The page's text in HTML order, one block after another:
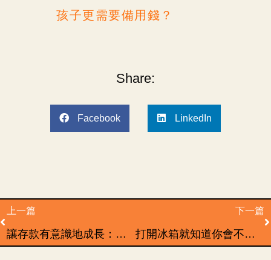
孩子更需要備用錢？
Share:
Facebook LinkedIn
Prev
上一篇
讓存款有意識地成長：緊急預備金的重要性
下一篇
打開冰箱就知道你會不會理財？把冰箱變財庫的 3 個關鍵習慣